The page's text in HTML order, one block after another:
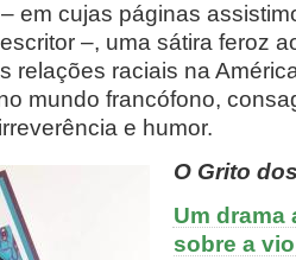
em cujas páginas
–, uma sátira feroz
relações raciais na
mundo francófono,
e humor.
O Grito
Um
sobre a